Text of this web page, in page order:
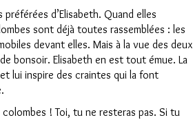
d’Elisabeth. Quand elles
sont déjà toutes rassemblées : les
devant elles. Mais à la vue des deux
bonsoir. Elisabeth en est tout émue. La
lui inspire des craintes qui la font
! Toi, tu ne resteras pas. Si tu